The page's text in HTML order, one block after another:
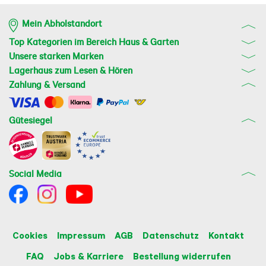
Mein Abholstandort
Top Kategorien im Bereich Haus & Garten
Unsere starken Marken
Lagerhaus zum Lesen & Hören
Zahlung & Versand
Gütesiegel
Social Media
Cookies Impressum AGB Datenschutz
Kontakt
FAQ
Jobs & Karriere Bestellung widerrufen